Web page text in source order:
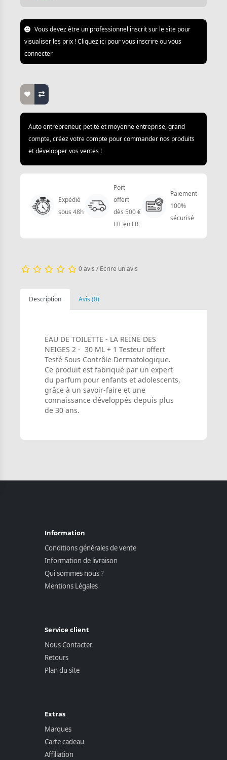
Vous devez être un professionnel inscrit sur le site pour
visualiser les prix ! Cliquez ici pour vous inscrire ou vous
connecter
Auto entrepreneur, petite et moyenne entreprise, grand
compte, créez votre compte pour commander nos produits
et développer vos ventes !
Expédié
sous 48h
Port
offert
dès 500 €
HT en FR
Paiement
100%
sécurisé
0 avis / Ecrire un avis
Description Avis (0)
EAU DE TOILETTE - LA REINE DES
NEIGES 2 - 30 ML + 1 Testeur offert
Testé Sous Contrôle Dermatologique.
Ce produit est fabriqué par un expert
du parfum pour enfants et adolescents,
grâce à un savoir-faire et une
connaissance développés depuis plus
de 30 ans.
Information
Conditions générales de vente
Information de livraison
Qui sommes nous ?
Mentions Légales
Service client
Nous Contacter
Retours
Plan du site
Extras
Marques
Carte cadeau
Affiliation